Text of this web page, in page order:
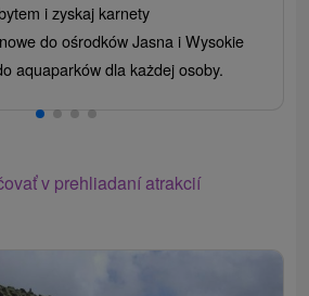
i zyskaj karnety
do ośrodków Jasna i Wysokie
aquaparków dla każdej osoby.
v prehliadaní atrakcií